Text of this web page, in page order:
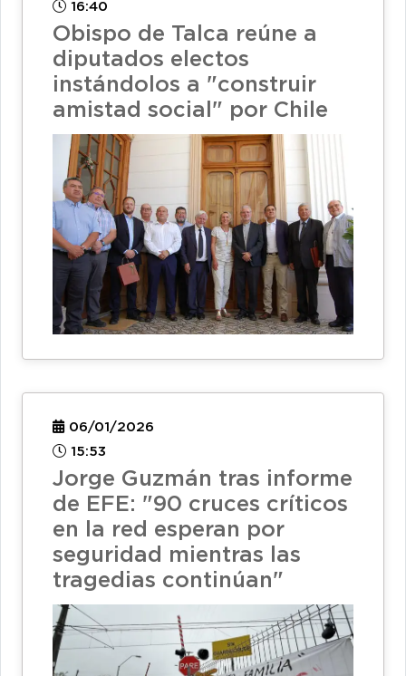
16:40
Obispo de Talca reúne a
diputados electos
instándolos a "construir
amistad social" por Chile
06/01/2026
15:53
Jorge Guzmán tras informe
de EFE: "90 cruces críticos
en la red esperan por
seguridad mientras las
tragedias continúan"